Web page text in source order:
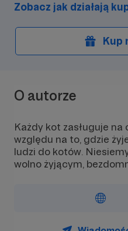
Zobacz jak działają
Kup
O autorze
Każdy kot zasługuje na
względu na to, gdzie
ludzi do kotów.
wolno żyjącym,